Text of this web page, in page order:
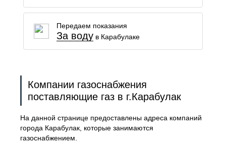
Передаем показания
За водув Карабулаке
Компании газоснабжения
поставляющие газ в г.Карабулак
На данной странице предоставлены адреса компаний
города Карабулак, которые занимаются
газоснабжением.